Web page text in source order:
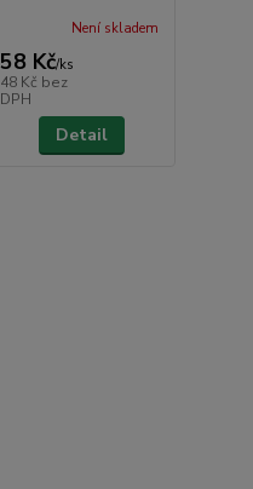
58 Kč/ks
48 Kč bez
DPH
Není skladem
Detail